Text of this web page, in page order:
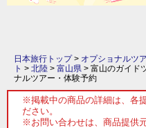
日本旅行トップ> オプショナルツ
ト > 北陸 > 富山県 > 富山のガイド
ナルツアー・体験予約
※掲載中の商品の詳細は、各
ださい。
※お問い合わせは、商品提供